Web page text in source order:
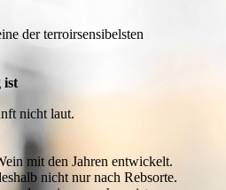
der terroirsensibelsten
ist
nicht laut.
mit den Jahren entwickelt.
nicht nur nach Rebsorte.